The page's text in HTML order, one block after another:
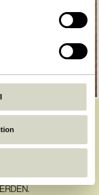
DER
NEUIGKEITEN
HÜBSCH-